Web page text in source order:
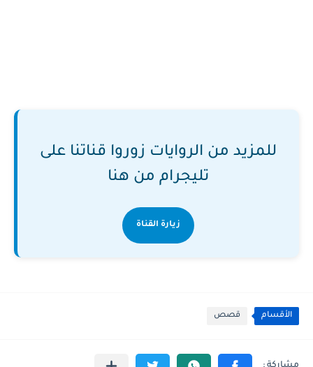
للمزيد من الروايات زوروا قناتنا على
تليجرام من هنا
زيارة القناة
الأقسام قصص